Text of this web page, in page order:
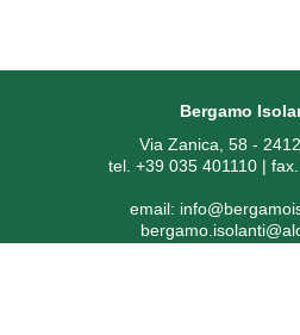
Bergamo
Via Zanica, 58 -
tel. +39 035 401110 |
email: